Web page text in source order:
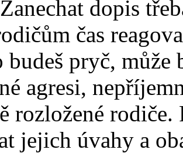
dopis
čas
budeš pryč, může
agresi,
rozložené rodiče.
jejich úvahy a